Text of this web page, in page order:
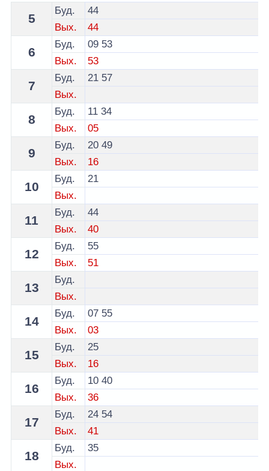
Расписание 28 автобуса Гродно - остановка ул.
5
Буд.
44
Вых.
44
6
Буд. 09 53
Вых.
53
7
Буд. 21 57
Вых.
8
Буд. 11 34
Вых.
05
9
Буд. 20 49
Вых.
16
10
Буд.
21
Вых.
11
Буд.
44
Вых.
40
12
Буд.
55
Вых.
51
13
Буд.
Вых.
14
Буд. 07 55
Вых.
03
15
Буд.
25
Вых.
16
16
Буд. 10 40
Вых.
36
17
Буд. 24 54
Вых.
41
18
Буд.
35
Вых.